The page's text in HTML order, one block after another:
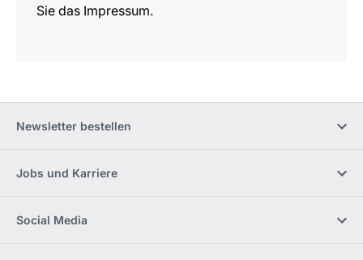
Sie das Impressum.
Newsletter bestellen
Jobs und Karriere
Social Media